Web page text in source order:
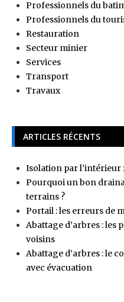
Professionnels du
Professionnels du
Restauration
Secteur minier
Services
Transport
Travaux
ARTICLES RÉCENTS
Isolation par l’intérieur
Pourquoi un bon
terrains ?
Portail : les erreurs de
Abattage d’arbres : les
voisins
Abattage d’arbres : le
avec évacuation